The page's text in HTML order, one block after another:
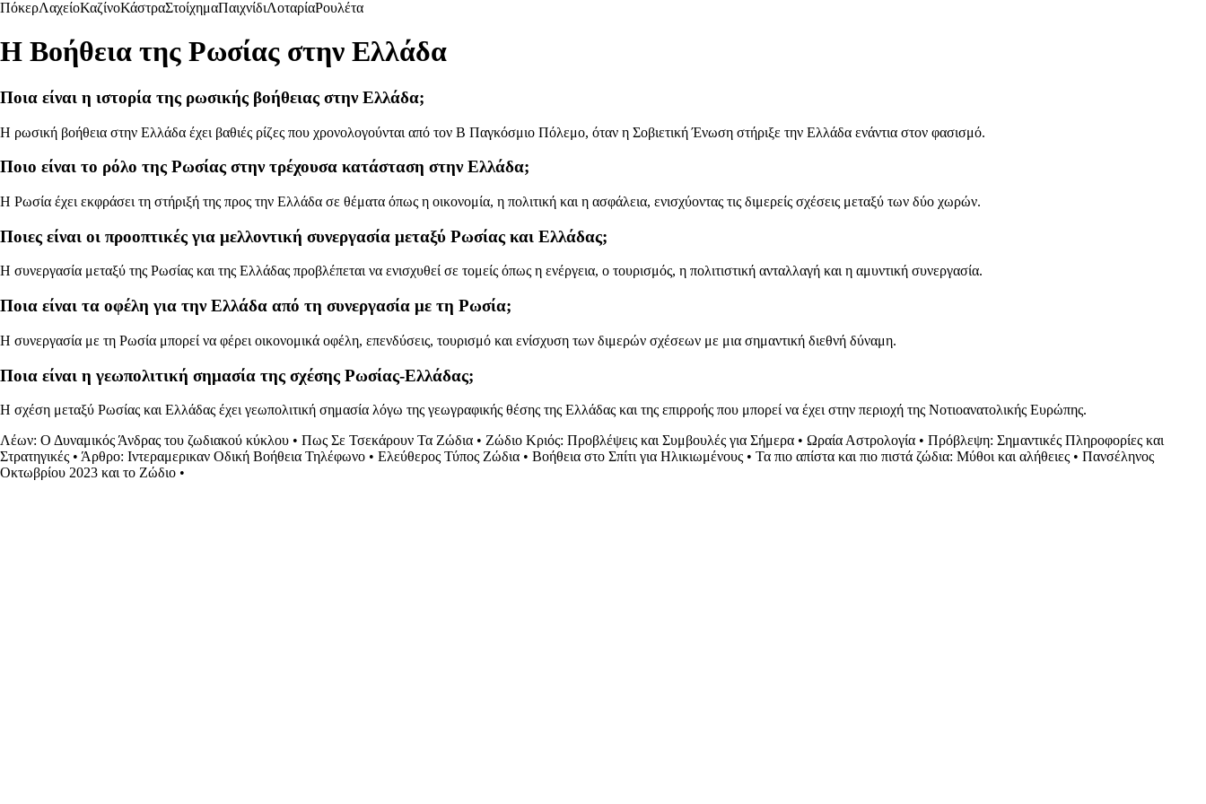
ΠόκερΛαχείοΚαζίνοΚάστραΣτοίχημαΠαιχνίδιΛοταρίαΡουλέτα
Η Βοήθεια της Ρωσίας στην Ελλάδα
Ποια είναι η ιστορία της ρωσικής βοήθειας στην Ελλάδα;
Η ρωσική βοήθεια στην Ελλάδα έχει βαθιές ρίζες που χρονολογούνται από τον Β Παγκόσμιο Πόλεμο, όταν η Σοβιετική Ένωση στήριξε την Ελλάδα ενάντια στον φασισμό.
Ποιο είναι το ρόλο της Ρωσίας στην τρέχουσα κατάσταση στην Ελλάδα;
Η Ρωσία έχει εκφράσει τη στήριξή της προς την Ελλάδα σε θέματα όπως η οικονομία, η πολιτική και η ασφάλεια, ενισχύοντας τις διμερείς σχέσεις μεταξύ των δύο χωρών.
Ποιες είναι οι προοπτικές για μελλοντική συνεργασία μεταξύ Ρωσίας και Ελλάδας;
Η συνεργασία μεταξύ της Ρωσίας και της Ελλάδας προβλέπεται να ενισχυθεί σε τομείς όπως η ενέργεια, ο τουρισμός, η πολιτιστική ανταλλαγή και η αμυντική συνεργασία.
Ποια είναι τα οφέλη για την Ελλάδα από τη συνεργασία με τη Ρωσία;
Η συνεργασία με τη Ρωσία μπορεί να φέρει οικονομικά οφέλη, επενδύσεις, τουρισμό και ενίσχυση των διμερών σχέσεων με μια σημαντική διεθνή δύναμη.
Ποια είναι η γεωπολιτική σημασία της σχέσης Ρωσίας-Ελλάδας;
Η σχέση μεταξύ Ρωσίας και Ελλάδας έχει γεωπολιτική σημασία λόγω της γεωγραφικής θέσης της Ελλάδας και της επιρροής που μπορεί να έχει στην περιοχή της Νοτιοανατολικής Ευρώπης.
Λέων: Ο Δυναμικός Άνδρας του ζωδιακού κύκλου • Πως Σε Τσεκάρουν Τα Ζώδια • Ζώδιο Κριός: Προβλέψεις και Συμβουλές για Σήμερα • Ωραία Αστρολογία • Πρόβλεψη: Σημαντικές Πληροφορίες και
Στρατηγικές • Άρθρο: Ιντεραμερικαν Οδική Βοήθεια Τηλέφωνο • Ελεύθερος Τύπος Ζώδια • Βοήθεια στο Σπίτι για Ηλικιωμένους • Τα πιο απίστα και πιο πιστά ζώδια: Μύθοι και αλήθειες • Πανσέληνος
Οκτωβρίου 2023 και το Ζώδιο •